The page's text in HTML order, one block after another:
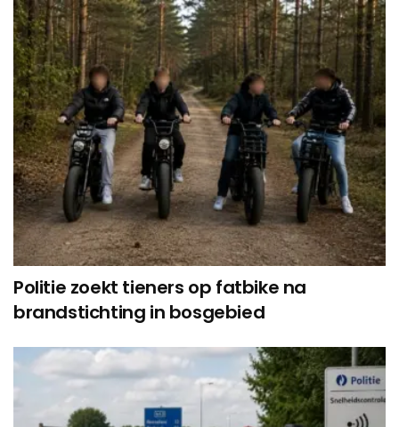
Politie zoekt tieners op fatbike na
brandstichting in bosgebied